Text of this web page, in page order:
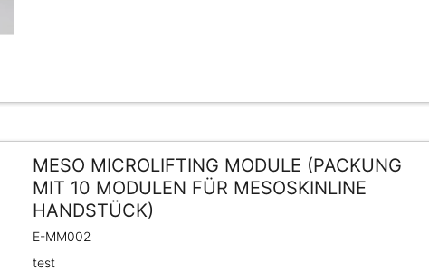
MESO MICROLIFTING MODULE (PACKUNG
MIT 10 MODULEN FÜR MESOSKINLINE
HANDSTÜCK)
E-MM002
test